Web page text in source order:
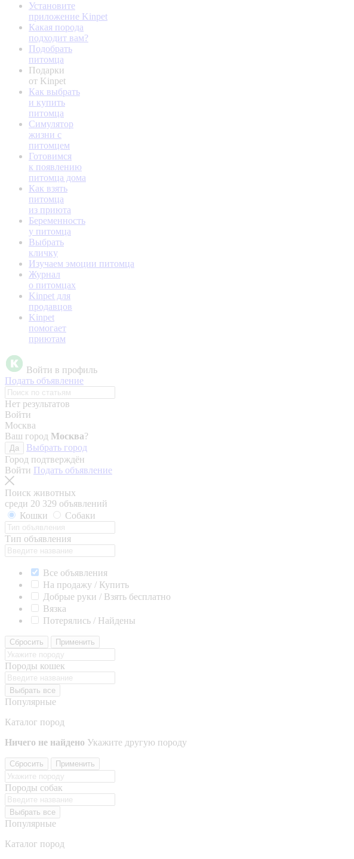
Установите
приложение Kinpet
Какая порода
подходит вам?
Подобрать
питомца
Подарки
от Kinpet
Как выбрать
и купить
питомца
Симулятор
жизни с
питомцем
Готовимся
к появлению
питомца дома
Как взять
питомца
из приюта
Беременность
у питомца
Выбрать
кличку
Изучаем эмоции питомца
Журнал
о питомцах
Kinpet для
продавцов
Kinpet
помогает
приютам
Войти в профиль
Подать объявление
Нет результатов
Войти
Москва
Ваш город Москва?
Да
Выбрать город
Город подтверждён
Войти Подать объявление
Поиск животных
среди 20 329 объявлений
Кошки
Собаки
Тип объявления
Все объявления
На продажу / Купить
Добрые руки / Взять бесплатно
Вязка
Потерялись / Найдены
Сбросить Применить
Породы кошек
Выбрать все
Популярные
Каталог пород
Ничего не найдено Укажите другую породу
Сбросить Применить
Породы собак
Выбрать все
Популярные
Каталог пород